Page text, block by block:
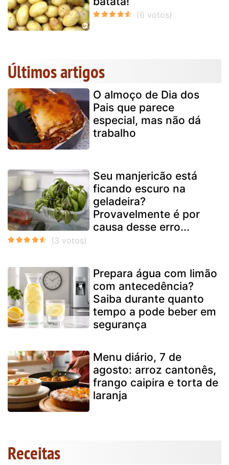
Últimos artigos
O almoço de Dia dos
Pais que parece
especial, mas não dá
trabalho
Seu manjericão está
ficando escuro na
geladeira?
Provavelmente é por
causa desse erro...
Prepara água com limão
com antecedência?
Saiba durante quanto
tempo a pode beber em
segurança
Menu diário, 7 de
agosto: arroz cantonês,
frango caipira e torta de
laranja
Receitas